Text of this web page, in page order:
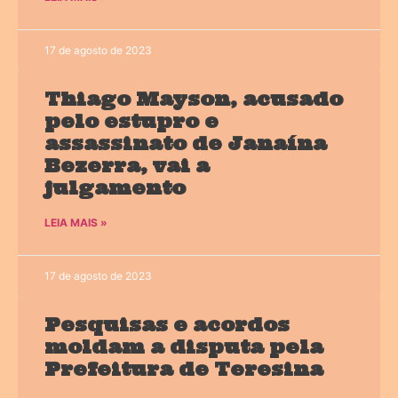
17 de agosto de 2023
Thiago Mayson, acusado
pelo estupro e
assassinato de Janaína
Bezerra, vai a
julgamento
LEIA MAIS »
17 de agosto de 2023
Pesquisas e acordos
moldam a disputa pela
Prefeitura de Teresina